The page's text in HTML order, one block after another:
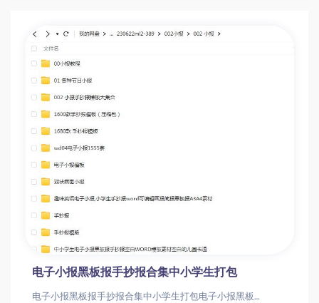
电子小报黑板报手抄报合集中小学生打包
电子小报黑板报手抄报合集中小学生打包电子小报黑板报手抄报合集中小学生打包